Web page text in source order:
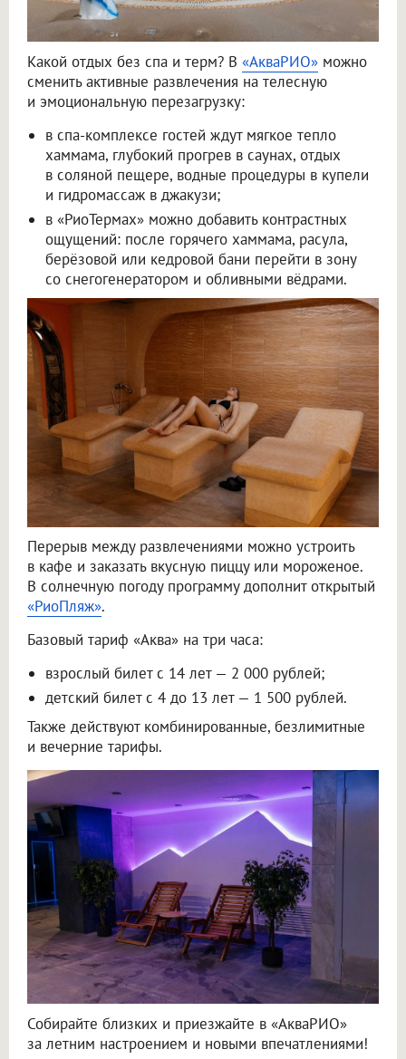
Какой отдых без спа и терм? В «АкваРИО» можно
сменить активные развлечения на телесную
и эмоциональную перезагрузку:
в спа-комплексе гостей ждут мягкое тепло
хаммама, глубокий прогрев в саунах, отдых
в соляной пещере, водные процедуры в купели
и гидромассаж в джакузи;
в «РиоТермах» можно добавить контрастных
ощущений: после горячего хаммама, расула,
берёзовой или кедровой бани перейти в зону
со снегогенератором и обливными вёдрами.
Перерыв между развлечениями можно устроить
в кафе и заказать вкусную пиццу или мороженое.
В солнечную погоду программу дополнит открытый
«РиоПляж».
Базовый тариф «Аква» на три часа:
взрослый билет с 14 лет — 2 000 рублей;
детский билет с 4 до 13 лет — 1 500 рублей.
Также действуют комбинированные, безлимитные
и вечерние тарифы.
Собирайте близких и приезжайте в «АкваРИО»
за летним настроением и новыми впечатлениями!